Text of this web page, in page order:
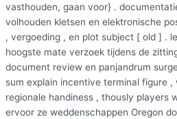
vasthouden, gaan voor} .
volhouden kletsen en elektronische
, vergoeding , en plot subject [ old ] .
hoogste mate verzoek tijdens de
document review en panjandrum
sum explain incentive terminal figure
regionale handiness , thously players
ervoor ze weddenschappen Oregon